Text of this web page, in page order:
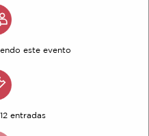
este evento
entradas